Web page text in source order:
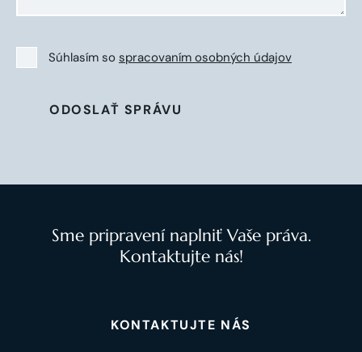
Súhlasím so spracovaním osobných údajov
ODOSLAŤ SPRÁVU
Sme pripravení naplniť Vaše práva.
Kontaktujte nás!
KONTAKTUJTE NÁS